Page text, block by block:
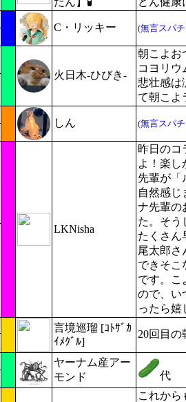
C・リッキー (無言スパ
火日木-ひびき-
朝こよお
コヨリウ
悲壮感は
て朝こよ
しん (無言スパ
LKNisha
昨日のコ
よ！楽し
先輩が「
自然感じ
ナ先輩の
た。そう
たくさん
尾太郎さ
できそこ
です。こ
ので、い
ったら嬉
言境巡瑠 [ｺﾄｻﾞｶ
ｲﾒｸﾞﾙ]
20回目
ヤーナム産アー
モンド
代
これから